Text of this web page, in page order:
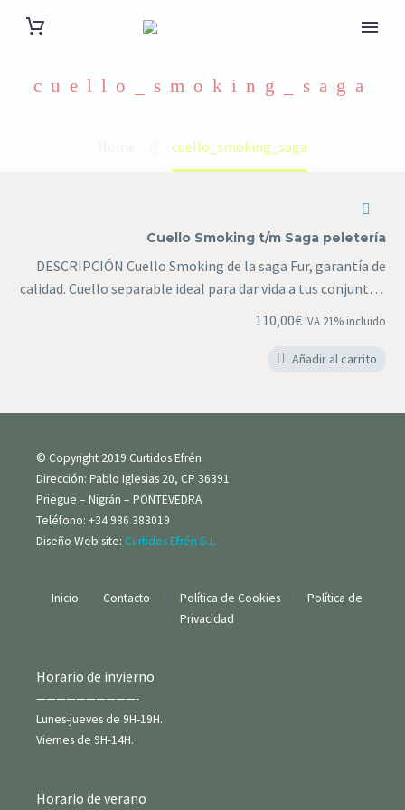
cuello_smoking_saga
cuello_smoking_saga
t/m
Saga
peletería
Cuello Smoking t/m Saga peletería
DESCRIPCIÓN Cuello Smoking de la saga Fur, garantía de
calidad. Cuello separable ideal para dar vida a tus conjuntos.
En Curtidos Efrén en Piel apostamos por la sostenibilidad,
todos nuestros productos son fabricados con pieles
procedentes de animales destinados al consumo humano.
110,00€ IVA 21% incluido
Añadir al carrito
© Copyright 2019 Curtidos Efrén
Dirección: Pablo Iglesias 20, CP 36391
Priegue – Nigrán – PONTEVEDRA
Teléfono: +34 986 383019
Diseño Web site: Curtidos Efrén S.L.
Inicio | Contacto | Política de Cookies |
Política de
Privacidad
Horario de invierno
——————————-
Lunes-jueves de 9H-19H.
Viernes de 9H-14H.
Horario de verano